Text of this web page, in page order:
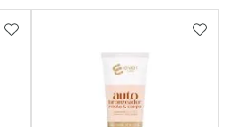
ADICIONAR AOS FAVORITOS